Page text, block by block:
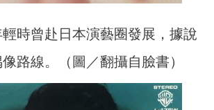
時曾赴日本演藝圈發展，據說
路線。（圖／翻攝自臉書）